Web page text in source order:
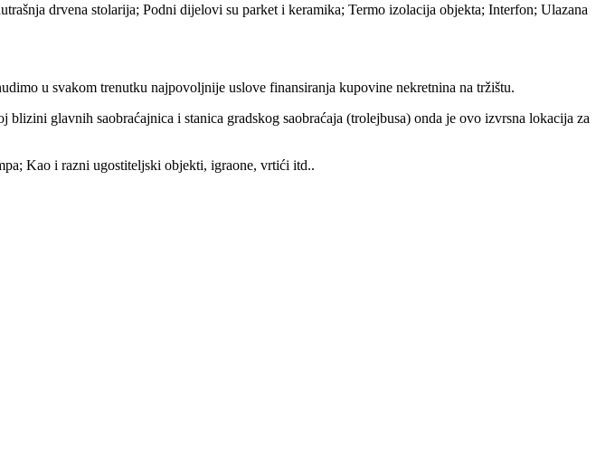
drvena stolarija; Podni dijelovi su parket i keramika; Termo izolacija objekta; Interfon; Ulazana
u svakom trenutku najpovoljnije uslove finansiranja kupovine nekretnina na tržištu.
glavnih saobraćajnica i stanica gradskog saobraćaja (trolejbusa) onda je ovo izvrsna lokacija za
Kao i razni ugostiteljski objekti, igraone, vrtići itd..